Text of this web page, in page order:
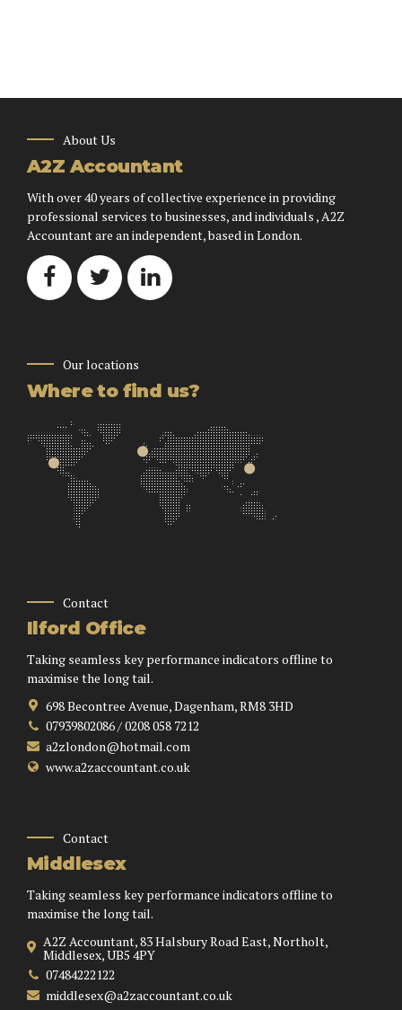
About Us
A2Z Accountant
With over 40 years of collective experience in providing
professional services to businesses, and individuals , A2Z
Accountant are an independent, based in London.
Our locations
Where to find us?
Contact
Ilford Office
Taking seamless key performance indicators offline to
maximise the long tail.
698 Becontree Avenue, Dagenham, RM8 3HD
07939802086 / 0208 058 7212
a2zlondon@hotmail.com
www.a2zaccountant.co.uk
Contact
Middlesex
Taking seamless key performance indicators offline to
maximise the long tail.
A2Z Accountant, 83 Halsbury Road East, Northolt,
Middlesex, UB5 4PY
07484222122
middlesex@a2zaccountant.co.uk